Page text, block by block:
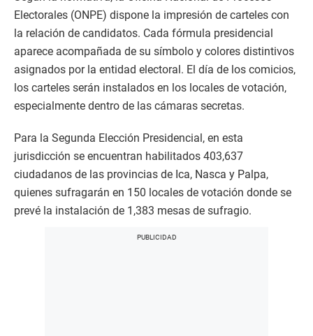
Electorales (ONPE) dispone la impresión de carteles con
la relación de candidatos. Cada fórmula presidencial
aparece acompañada de su símbolo y colores distintivos
asignados por la entidad electoral. El día de los comicios,
los carteles serán instalados en los locales de votación,
especialmente dentro de las cámaras secretas.
Para la Segunda Elección Presidencial, en esta
jurisdicción se encuentran habilitados 403,637
ciudadanos de las provincias de Ica, Nasca y Palpa,
quienes sufragarán en 150 locales de votación donde se
prevé la instalación de 1,383 mesas de sufragio.